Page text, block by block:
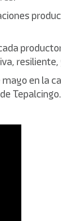
en la
Tepalcingo.